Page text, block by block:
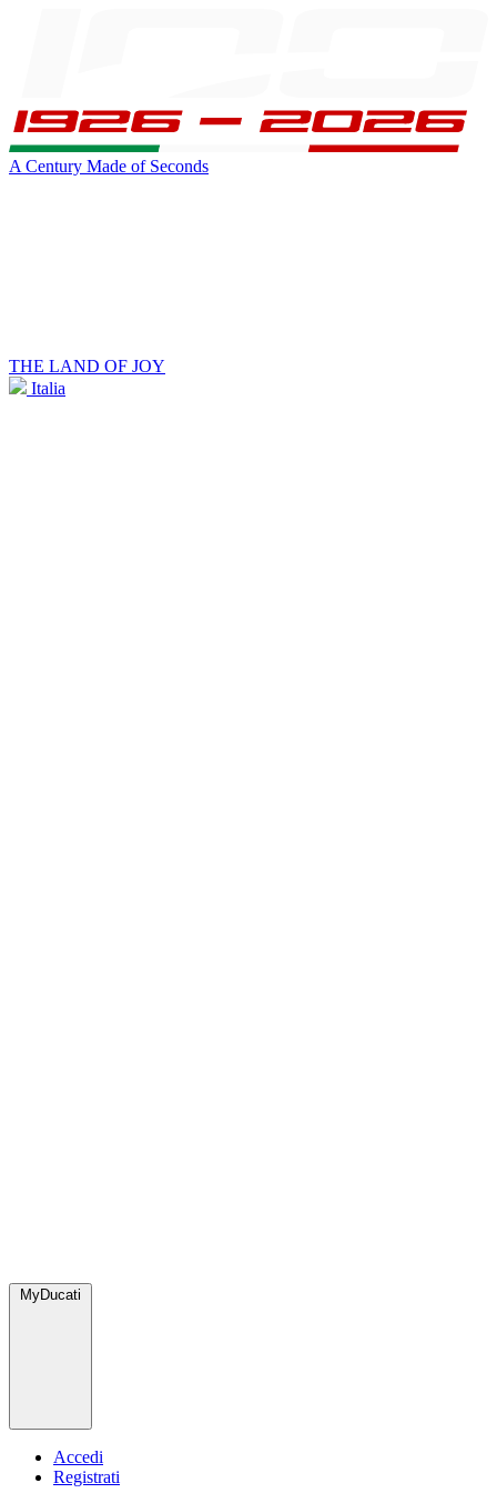
A Century Made of Seconds
THE LAND OF JOY
Italia
MyDucati
Accedi
Registrati